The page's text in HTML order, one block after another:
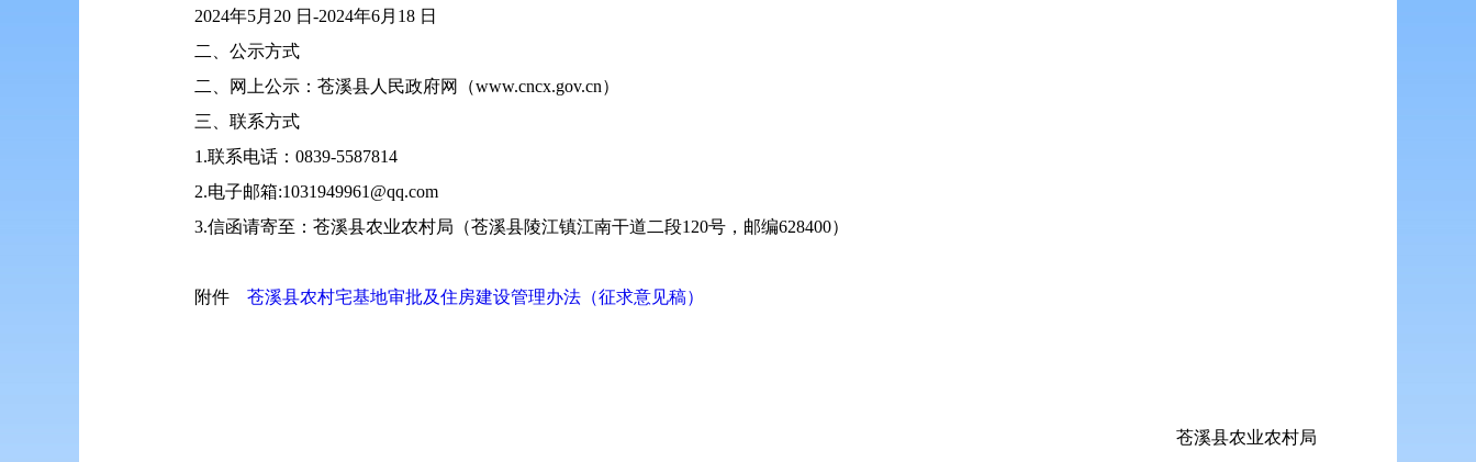
2024年5月20 日-2024年6月18 日
二、公示方式
二、网上公示：苍溪县人民政府网（www.cncx.gov.cn）
三、联系方式
1.联系电话：0839-5587814
2.电子邮箱:1031949961@qq.com
3.信函请寄至：苍溪县农业农村局（苍溪县陵江镇江南干道二段120号，邮编628400）
附件 苍溪县农村宅基地审批及住房建设管理办法（征求意见稿）
苍溪县农业农村局